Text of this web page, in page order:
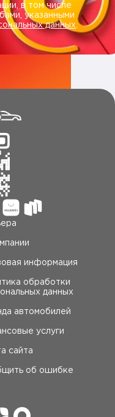
в том числе
указанными
данных
информация
обработки
данных
автомобилей
услуги
сайта
об ошибке